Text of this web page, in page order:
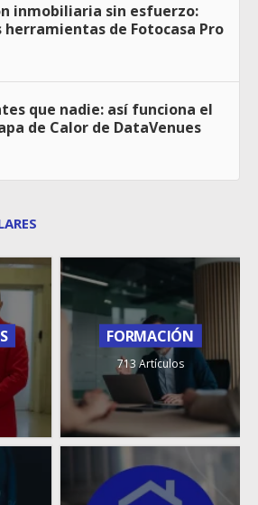
inmobiliaria sin esfuerzo:
herramientas de Fotocasa Pro
que nadie: así funciona el
de Calor de DataVenues
FORMACIÓN
713 Artículos